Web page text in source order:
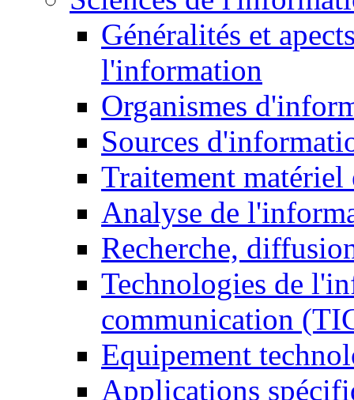
Généralités et
l'information
Organismes
Sources
Traitement matériel
Analyse de
Recherche,
Technologies de
communication
Equipement
Applications